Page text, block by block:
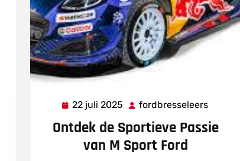
22 juli 2025 22
2025
fordbresseleers
Ontdek de Sportieve Passie
van M Sport Ford